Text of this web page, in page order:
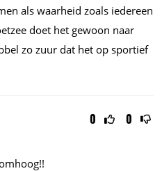
als waarheid zoals iedereen
doet het gewoon naar
zo zuur dat het op sportief
0 0